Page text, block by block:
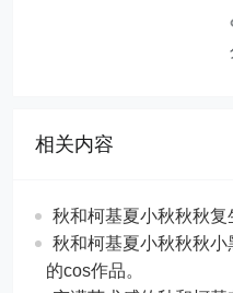
相关内容
秋和柯基夏小秋秋秋
秋和柯基夏小秋秋秋
的cos作品。